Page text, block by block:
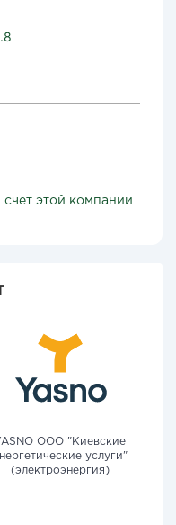
этой компании
OOO "Киевские
услуги"
(электроэнергия)